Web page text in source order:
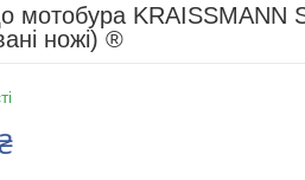
мотобура KRAISSMANN
ножі) ®